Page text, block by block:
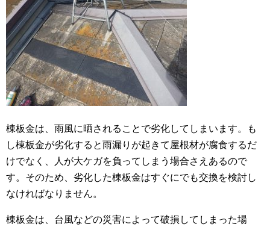
棟板金は、雨風に晒されることで劣化してしまいます。も
し棟板金が劣化すると雨漏りが起きて屋根材が腐食するだ
けでなく、人が大ケガを負ってしまう場合さえあるので
す。そのため、劣化した棟板金はすぐにでも交換を検討し
なければなりません。
棟板金は、台風などの災害によって破損してしまった場